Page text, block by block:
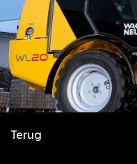
Terug